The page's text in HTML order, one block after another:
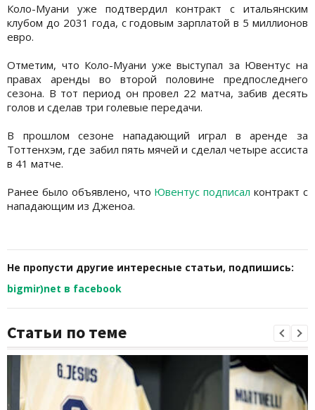
Коло-Муани уже подтвердил контракт с итальянским
клубом до 2031 года, с годовым зарплатой в 5 миллионов
евро.
Отметим, что Коло-Муани уже выступал за Ювентус на
правах аренды во второй половине предпоследнего
сезона. В тот период он провел 22 матча, забив десять
голов и сделав три голевые передачи.
В прошлом сезоне нападающий играл в аренде за
Тоттенхэм, где забил пять мячей и сделал четыре ассиста
в 41 матче.
Ранее было объявлено, что Ювентус подписал контракт с
нападающим из Дженоа.
Не пропусти другие интересные статьи, подпишись:
bigmir)net в facebook
Статьи по теме